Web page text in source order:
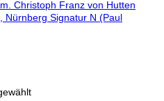
Christoph Franz von Hutten
Nürnberg Signatur N (Paul